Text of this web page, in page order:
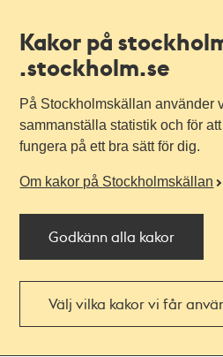
Kakor på
.stockholm.se
På Stockholmskällan använder
sammanställa statistik och för
fungera på ett bra sätt för dig.
Om kakor på Stockholmskällan
Godkänn alla kakor
Välj vilka kakor vi får